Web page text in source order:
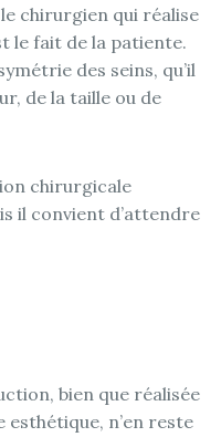
chirurgien qui réalise
le fait de la patiente.
des seins, qu’il
de la taille ou de
chirurgicale
il convient d’attendre
bien que réalisée
n’en reste